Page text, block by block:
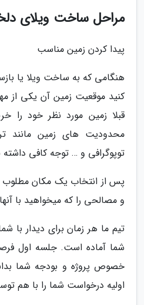
مراحل ساخت ویلای
پیدا کردن زمین مناسب
هنگامی که به ساخت ویلا یا
کنید موقعیت زمین آن یکی از
قبلا زمین مورد نظر خود را
محدودیت های زمین مانند
توپوگرافی و … توجه کافی داشته
پس از انتخاب یک مکان مطلوب
و مصالحی را که میخواهید با
تیم ما هر زمان برای دیدار
شما آماده است. جلسه اول
خصوص پروژه و بودجه شما
اولیه درخواست شما را با هم